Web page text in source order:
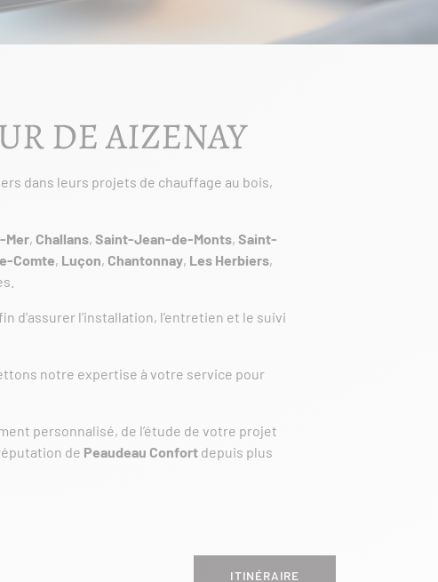
DE AIZENAY
dans leurs projets de chauffage au bois,
Mer, Challans, Saint-Jean-de-Monts, Saint-
Comte, Luçon, Chantonnay, Les Herbiers,
d’assurer l’installation, l’entretien et le suivi
notre expertise à votre service pour
personnalisé, de l’étude de votre projet
de Peaudeau Confort depuis plus
ITINÉRAIRE